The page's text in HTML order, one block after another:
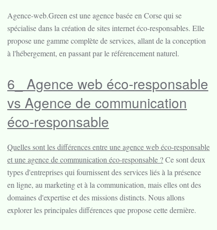
Agence-web.Green est une agence basée en Corse qui se
spécialise dans la création de sites internet éco-responsables. Elle
propose une gamme complète de services, allant de la conception
à l'hébergement, en passant par le référencement naturel.
6_ Agence web éco-responsable
vs Agence de communication
éco-responsable
Quelles sont les différences entre une agence web éco-responsable
et une agence de communication éco-responsable ?Ce sont deux
types d'entreprises qui fournissent des services liés à la présence
en ligne, au marketing et à la communication, mais elles ont des
domaines d'expertise et des missions distincts. Nous allons
explorer les principales différences que propose cette dernière.